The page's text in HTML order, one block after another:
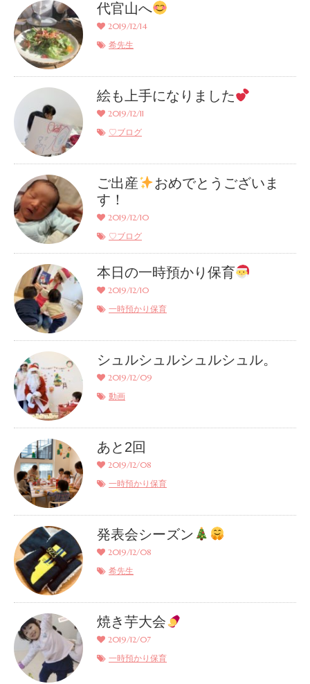
代官山へ
2019/12/14
希先生
絵も上手になりました
2019/12/11
♡ブログ
ご出産
おめでとうございま
す！
2019/12/10
♡ブログ
本日の一時預かり保育
2019/12/10
一時預かり保育
シュルシュルシュルシュル。
2019/12/09
動画
あと2回
2019/12/08
一時預かり保育
発表会シーズン
2019/12/08
希先生
焼き芋大会
2019/12/07
一時預かり保育